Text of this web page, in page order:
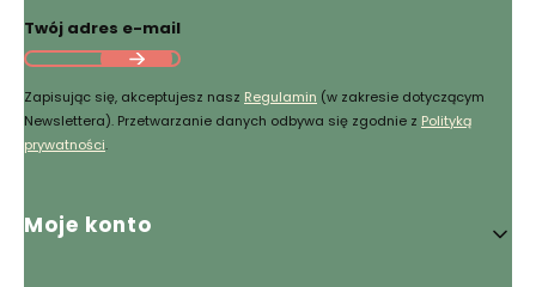
Twój adres e-mail
Zapisując się, akceptujesz nasz Regulamin (w zakresie dotyczącym
Newslettera). Przetwarzanie danych odbywa się zgodnie z Polityką
prywatności.
Linki w stopce
Moje konto